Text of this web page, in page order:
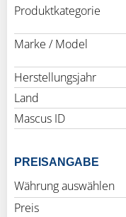
Produktkategorie
Marke / Model
Herstellungsjahr
Land
Mascus ID
PREISANGABE
Währung auswählen
Preis